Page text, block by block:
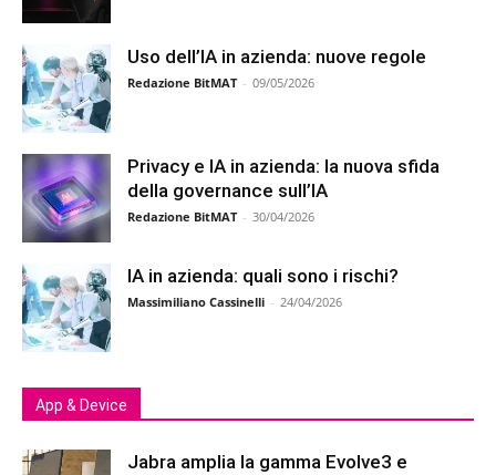
Uso dell’IA in azienda: nuove regole
Redazione BitMAT - 09/05/2026
Privacy e IA in azienda: la nuova sfida
della governance sull’IA
Redazione BitMAT - 30/04/2026
IA in azienda: quali sono i rischi?
Massimiliano Cassinelli - 24/04/2026
App & Device
Jabra amplia la gamma Evolve3 e